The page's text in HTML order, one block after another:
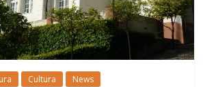
Cultura News